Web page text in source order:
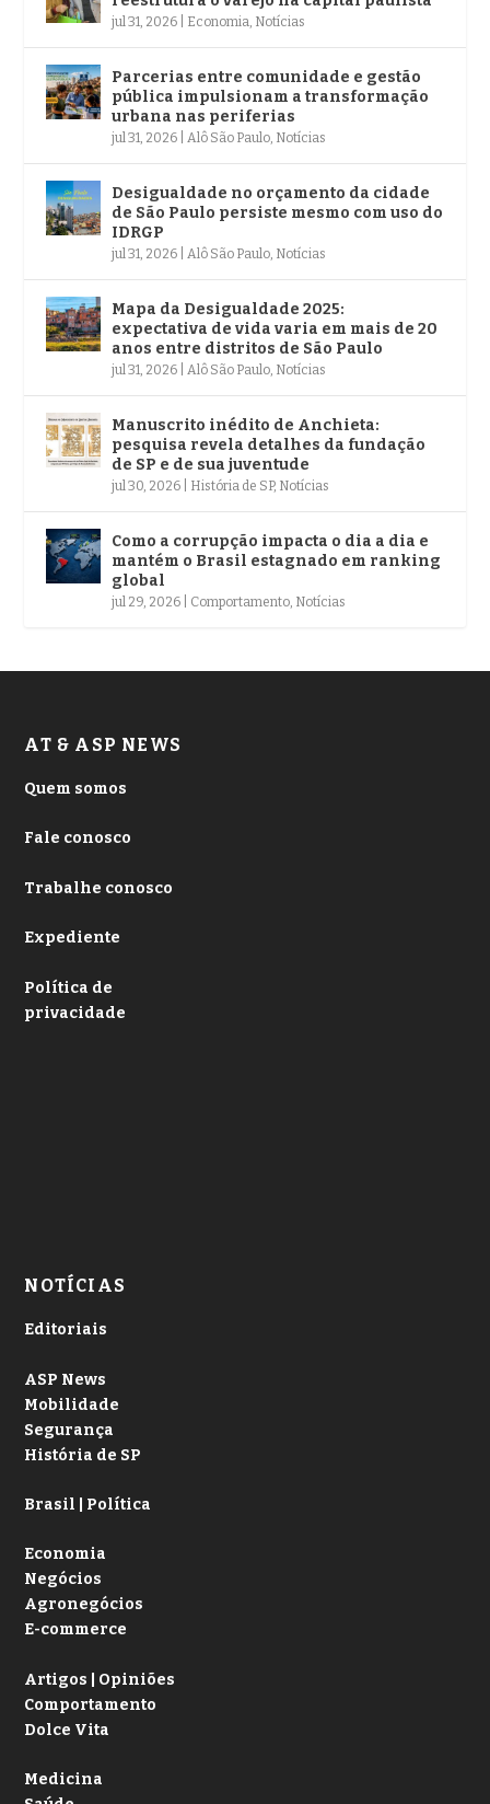
jul 31, 2026 Economia, Notícias
Parcerias entre comunidade e gestão
pública impulsionam a transformação
urbana nas periferias
jul 31, 2026 |Alô São Paulo, Notícias
Desigualdade no orçamento da cidade
de São Paulo persiste mesmo com uso do
IDRGP
jul 31, 2026 |Alô São Paulo, Notícias
Mapa da Desigualdade 2025:
expectativa de vida varia em mais de 20
anos entre distritos de São Paulo
jul 31, 2026 |Alô São Paulo, Notícias
Manuscrito inédito de Anchieta:
pesquisa revela detalhes da fundação
de SP e de sua juventude
jul 30, 2026 História de SP, Notícias
Como a corrupção impacta o dia a dia e
mantém o Brasil estagnado em ranking
global
jul 29, 2026 Comportamento, Notícias
AT & ASP NEWS
Quem somos
Fale conosco
Trabalhe conosco
Expediente
Política de
privacidade
NOTÍCIAS
Editoriais
ASP News
Mobilidade
Segurança
História de SP
Brasil | Política
Economia
Negócios
Agronegócios
E-commerce
Artigos | Opiniões
Comportamento
Dolce Vita
Medicina